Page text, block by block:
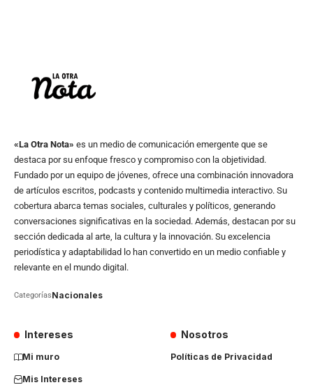
«La Otra Nota» es un medio de comunicación emergente que se
destaca por su enfoque fresco y compromiso con la objetividad.
Fundado por un equipo de jóvenes, ofrece una combinación innovadora
de artículos escritos, podcasts y contenido multimedia interactivo. Su
cobertura abarca temas sociales, culturales y políticos, generando
conversaciones significativas en la sociedad. Además, destacan por su
sección dedicada al arte, la cultura y la innovación. Su excelencia
periodística y adaptabilidad lo han convertido en un medio confiable y
relevante en el mundo digital.
CategoríasNacionales
Intereses
Mi muro
Mis Intereses
Nosotros
Políticas de Privacidad